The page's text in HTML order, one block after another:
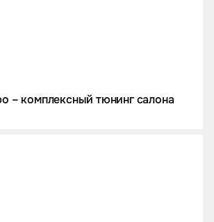
– комплексный тюнинг салона